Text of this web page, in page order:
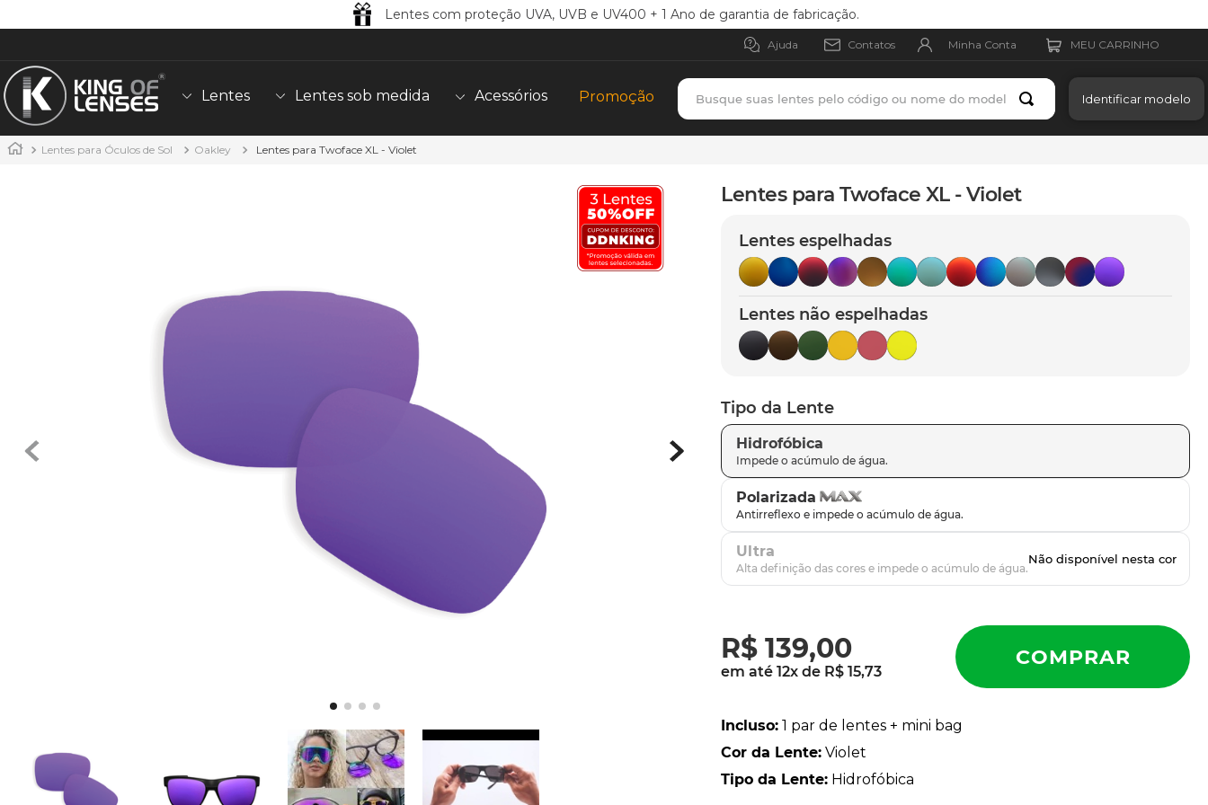
Lentes com proteção UVA, UVB e UV400 + 1 Ano de garantia de fabricação.
Ajuda Contatos Minha Conta
Lentes Lentes sob medida Acessórios Promoção
Busque suas lentes pelo código ou nome do modelo
Identificar modelo
Lentes para Óculos de Sol Oakley Lentes para Twoface XL - Violet
Lentes para Twoface XL - Violet
Lentes espelhadas
Lentes não espelhadas
Tipo da Lente
Hidrofóbica
Polarizada
Ultra
R$ 139,00
em até12x de R$ 15,73
Incluso: 1 par de lentes + mini bag
Cor da Lente: Violet
Tipo da Lente: Hidrofóbica
9º
sutro